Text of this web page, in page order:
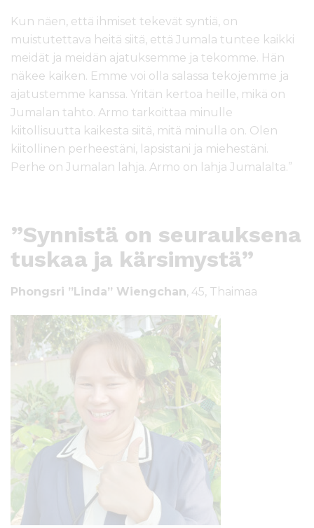
Kun näen, että ihmiset tekevät syntiä, on
muistutettava heitä siitä, että Jumala tuntee kaikki
meidät ja meidän ajatuksemme ja tekomme. Hän
näkee kaiken. Emme voi olla salassa tekojemme ja
ajatustemme kanssa. Yritän kertoa heille, mikä on
Jumalan tahto. Armo tarkoittaa minulle
kiitollisuutta kaikesta siitä, mitä minulla on. Olen
kiitollinen perheestäni, lapsistani ja miehestäni.
Perhe on Jumalan lahja. Armo on lahja Jumalalta.”
”Synnistä on seurauksena
tuskaa ja kärsimystä”
Phongsri ”Linda” Wiengchan, 45, Thaimaa